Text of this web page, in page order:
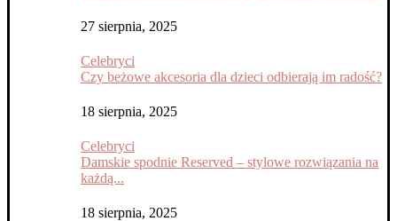
27 sierpnia, 2025
Celebryci
Czy beżowe akcesoria dla dzieci odbierają im radość?
18 sierpnia, 2025
Celebryci
Damskie spodnie Reserved – stylowe rozwiązania na
każdą...
18 sierpnia, 2025